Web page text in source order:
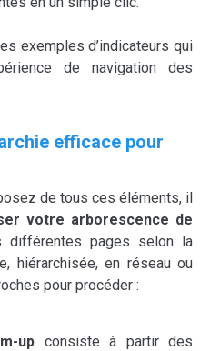
exemples d’indicateurs qui
de navigation des
efficace pour
de tous ces éléments, il
votre arborescence de
différentes pages selon la
hiérarchisée, en réseau ou
pour procéder :
up consiste à partir des